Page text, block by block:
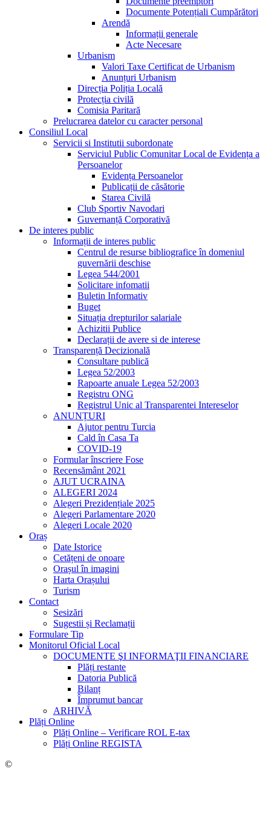
Documente Potențiali Cumpărători
Arendă
Informații generale
Acte Necesare
Urbanism
Valori Taxe Certificat de Urbanism
Anunțuri Urbanism
Direcția Poliția Locală
Protecția civilă
Comisia Paritară
Prelucrarea datelor cu caracter personal
Consiliul Local
Servicii si Institutii subordonate
Serviciul Public Comunitar Local de Evidența a
Persoanelor
Evidența Persoanelor
Publicații de căsătorie
Starea Civilă
Club Sportiv Navodari
Guvernanță Corporativă
De interes public
Informații de interes public
Centrul de resurse bibliografice în domeniul
guvernării deschise
Legea 544/2001
Solicitare infomatii
Buletin Informativ
Buget
Situația drepturilor salariale
Achizitii Publice
Declarații de avere si de interese
Transparență Decizională
Consultare publică
Legea 52/2003
Rapoarte anuale Legea 52/2003
Registru ONG
Registrul Unic al Transparentei Intereselor
ANUNȚURI
Ajutor pentru Turcia
Cald în Casa Ta
COVID-19
Formular înscriere Fose
Recensământ 2021
AJUT UCRAINA
ALEGERI 2024
Alegeri Prezidențiale 2025
Alegeri Parlamentare 2020
Alegeri Locale 2020
Oraș
Date Istorice
Cetățeni de onoare
Orașul în imagini
Harta Orașului
Turism
Contact
Sesizări
Sugestii și Reclamații
Formulare Tip
Monitorul Oficial Local
DOCUMENTE ŞI INFORMAŢII FINANCIARE
Plăți restante
Datoria Publică
Bilanț
Împrumut bancar
ARHIVĂ
Plăți Online
Plăți Online – Verificare ROL E-tax
Plăți Online REGISTA
©